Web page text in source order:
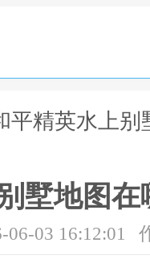
平精英水上
墅地图
03 16:12:01